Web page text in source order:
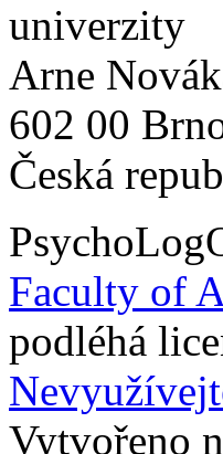
univerzity
Arne
602 00
Česká
Faculty of
podléhá
Vytvořeno